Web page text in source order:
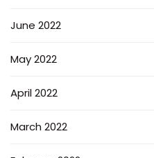
June 2022
May 2022
April 2022
March 2022